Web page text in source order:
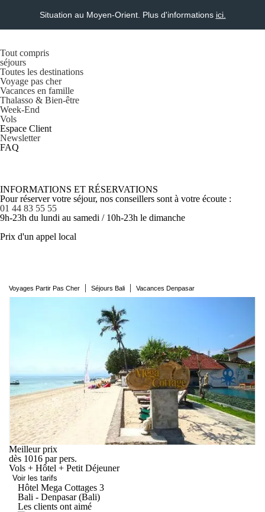
Situation au Moyen-Orient. Plus d'informations ici.
Tout compris
séjours
Toutes les destinations
Voyage pas cher
Vacances en famille
Thalasso & Bien-être
Week-End
Vols
Espace Client
Newsletter
FAQ
INFORMATIONS ET RÉSERVATIONS
Pour réserver votre séjour, nos conseillers sont à votre écoute :
01 44 83 55 55
9h-23h du lundi au samedi / 10h-23h le dimanche
Prix d'un appel local
Voyages Partir Pas Cher | Séjours Bali | Vacances Denpasar
Meilleur prix
dès 1016 par pers.
Vols + Hôtel + Petit Déjeuner
Voir les tarifs
Hôtel Mega Cottages 3
Bali - Denpasar (Bali)
Les clients ont aimé